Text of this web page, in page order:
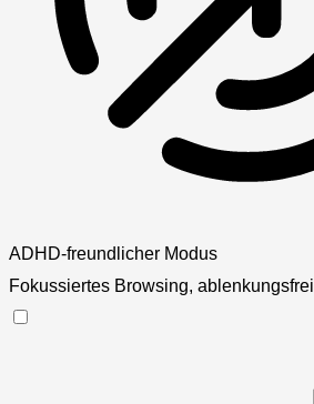
ADHD-freundlicher Modus
Fokussiertes Browsing, ablenkungsfrei